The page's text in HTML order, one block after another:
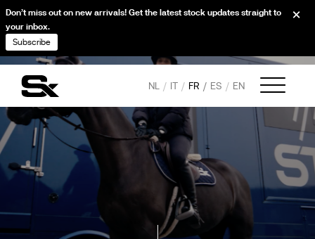
NL IT FR ES EN
Don’t miss out on new arrivals! Get the latest stock updates straight to
your inbox.
Subscribe